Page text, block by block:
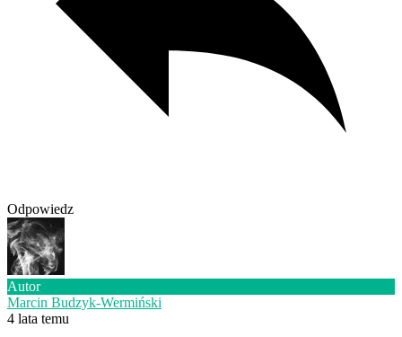
Odpowiedz
Autor
Marcin Budzyk-Wermiński
4 lata temu